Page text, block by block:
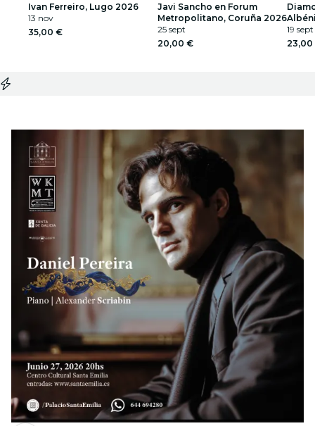
Ivan Ferreiro, Lugo 2026
13 nov
35,00 €
Javi Sancho en Forum
Metropolitano, Coruña 2026
25 sept
20,00 €
19 sept
23,00